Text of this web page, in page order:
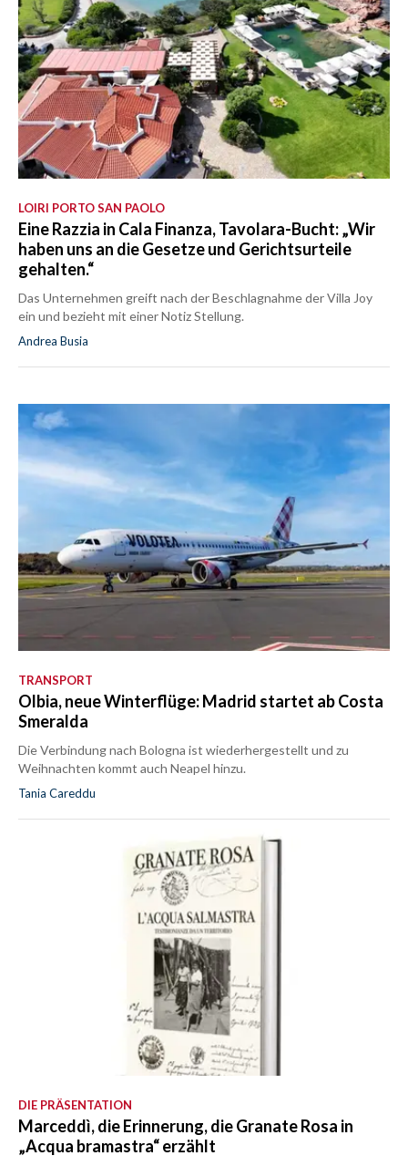
LOIRI PORTO SAN PAOLO
Eine Razzia in Cala Finanza, Tavolara-Bucht: „Wir
haben uns an die Gesetze und Gerichtsurteile
gehalten.“
Das Unternehmen greift nach der Beschlagnahme der Villa Joy
ein und bezieht mit einer Notiz Stellung.
Andrea Busia
TRANSPORT
Olbia, neue Winterflüge: Madrid startet ab Costa
Smeralda
Die Verbindung nach Bologna ist wiederhergestellt und zu
Weihnachten kommt auch Neapel hinzu.
Tania Careddu
DIE PRÄSENTATION
Marceddì, die Erinnerung, die Granate Rosa in
„Acqua bramastra“ erzählt